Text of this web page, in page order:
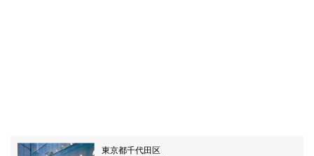
東京都千代田区